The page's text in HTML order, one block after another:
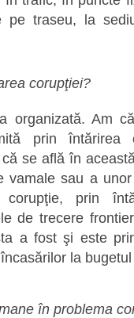
pe traseu, la
corupţiei?
organizată. Am
prin întărirea
se află în
sau a
prin
de trecere
a fost şi este
la
în problema